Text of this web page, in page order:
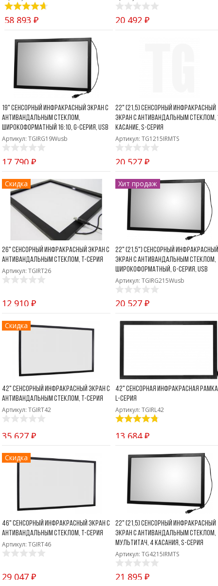
диагональю до 55
дюймов
Промышленные
мониторы для
жестового
управления
Промышленные
монтажа на стену
58 893 ₽ 20 492 ₽
19" Сенсорный инфракрасный экран с
антивандальным стеклом,
широкоформатный 16:10, G-серия, USB
Артикул: TGIRG19Wusb
17 790 ₽
22" (21,5) Сенсорный инфракрасный
экран с антивандальным стеклом,
касание, S-серия
Артикул: TG1215IRMTS
20 527 ₽
Скидка
26" Сенсорный инфракрасный экран с
антивандальным стеклом, T-серия
Артикул: TGIRT26
12 910 ₽
Хит продаж
22" (21,5") Сенсорный инфракрасный
экран с антивандальным стеклом,
широкоформатный, G-серия, USB
Артикул: TGIRG215Wusb
20 527 ₽
Скидка
42" Сенсорный инфракрасный экран с
антивандальным стеклом, T-серия
Артикул: TGIRT42
35 627 ₽
42" Сенсорная инфракрасная
L-серия
Артикул: TGIRL42
13 684 ₽
Скидка
46" Сенсорный инфракрасный экран с
антивандальным стеклом, T-серия
Артикул: TGIRT46
29 047 ₽
22" (21,5) Сенсорный инфракрасный
экран с антивандальным стеклом,
мультитач, 4 касания, S-серия
Артикул: TG4215IRMTS
21 895 ₽